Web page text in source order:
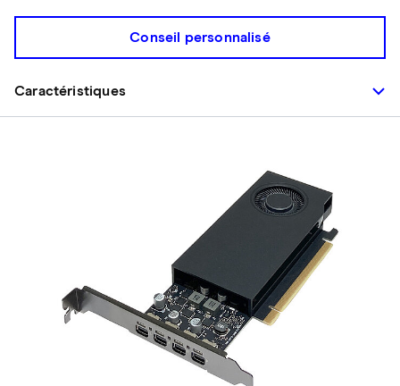
Caractéristiques
Conseil personnalisé